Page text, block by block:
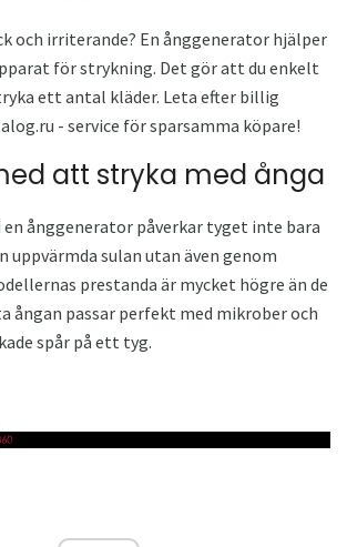
och irriterande? En ånggenerator hjälper
för strykning. Det gör att du enkelt
ett antal kläder. Leta efter billig
- service för sparsamma köpare!
att stryka med ånga
ånggenerator påverkar tyget inte bara
uppvärmda sulan utan även genom
prestanda är mycket högre än de
ångan passar perfekt med mikrober och
spår på ett tyg.